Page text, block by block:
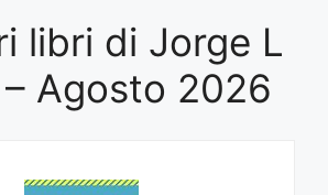
libri di Jorge L
Agosto 2026